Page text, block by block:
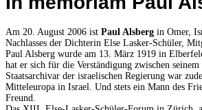
Am 20. August 2006 ist Paul Alsberg in Omer,
Nachlasses der Dichterin Else Lasker-Schüler,
Paul Alsberg wurde am 13. März 1919 in
hat er sich für die Verständigung zwischen
Staatsarchivar der israelischen Regierung war
Mitteleuropa in Israel. Und stets ein Mann des
Freund.